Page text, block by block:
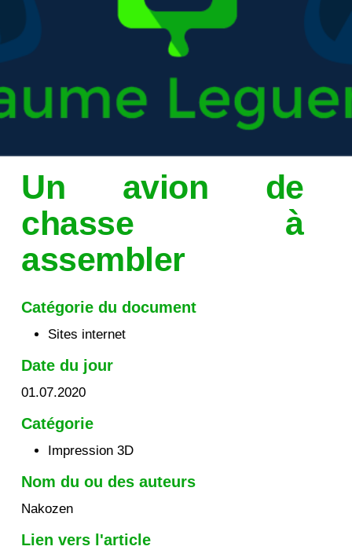
Un avion de
chasse à
assembler
Catégorie du document
Sites internet
Date du jour
01.07.2020
Catégorie
Impression 3D
Nom du ou des auteurs
Nakozen
Lien vers l'article